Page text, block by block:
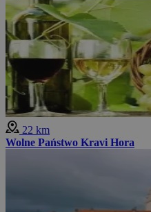
22 km
Wolne Państwo Kravi Hora